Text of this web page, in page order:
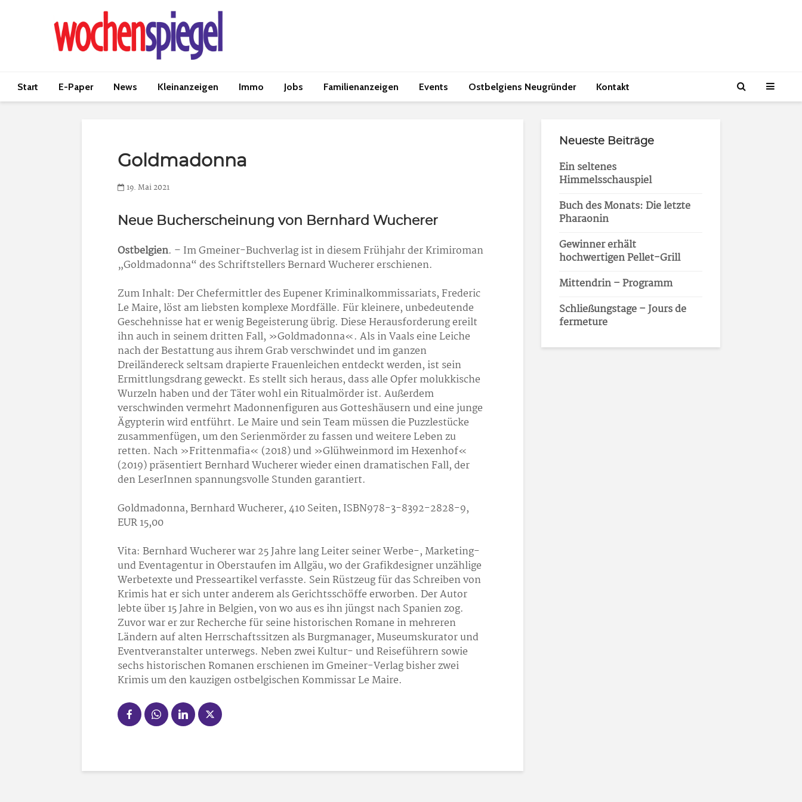
Start E-Paper News Kleinanzeigen Immo Jobs Familienanzeigen Events Ostbelgiens Neugründer Kontakt
Goldmadonna
19. Mai 2021
Neue Bucherscheinung von Bernhard Wucherer
Ostbelgien. – Im Gmeiner-Buchverlag ist in diesem Frühjahr der Krimiroman
„Goldmadonna“ des Schriftstellers Bernard Wucherer erschienen.
Zum Inhalt: Der Chefermittler des Eupener Kriminalkommissariats, Frederic
Le Maire, löst am liebsten komplexe Mordfälle. Für kleinere, unbedeutende
Geschehnisse hat er wenig Begeisterung übrig. Diese Herausforderung ereilt
ihn auch in seinem dritten Fall, »Goldmadonna«. Als in Vaals eine Leiche
nach der Bestattung aus ihrem Grab verschwindet und im ganzen
Dreiländereck seltsam drapierte Frauenleichen entdeckt werden, ist sein
Ermittlungsdrang geweckt. Es stellt sich heraus, dass alle Opfer molukkische
Wurzeln haben und der Täter wohl ein Ritualmörder ist. Außerdem
verschwinden vermehrt Madonnenfiguren aus Gotteshäusern und eine junge
Ägypterin wird entführt. Le Maire und sein Team müssen die Puzzlestücke
zusammenfügen, um den Serienmörder zu fassen und weitere Leben zu
retten. Nach »Frittenmafia« (2018) und »Glühweinmord im Hexenhof«
(2019) präsentiert Bernhard Wucherer wieder einen dramatischen Fall, der
den LeserInnen spannungsvolle Stunden garantiert.
Goldmadonna, Bernhard Wucherer, 410 Seiten, ISBN978-3-8392-2828-9,
EUR 15,00
Vita: Bernhard Wucherer war 25 Jahre lang Leiter seiner Werbe-, Marketing-
und Eventagentur in Oberstaufen im Allgäu, wo der Grafikdesigner unzählige
Werbetexte und Presseartikel verfasste. Sein Rüstzeug für das Schreiben von
Krimis hat er sich unter anderem als Gerichtsschöffe erworben. Der Autor
lebte über 15 Jahre in Belgien, von wo aus es ihn jüngst nach Spanien zog.
Zuvor war er zur Recherche für seine historischen Romane in mehreren
Ländern auf alten Herrschaftssitzen als Burgmanager, Museumskurator und
Eventveranstalter unterwegs. Neben zwei Kultur- und Reiseführern sowie
sechs historischen Romanen erschienen im Gmeiner-Verlag bisher zwei
Krimis um den kauzigen ostbelgischen Kommissar Le Maire.
Neueste Beiträge
Ein seltenes
Himmelsschauspiel
Buch des Monats: Die letzte
Pharaonin
Gewinner erhält
hochwertigen Pellet-Grill
Mittendrin – Programm
Schließungstage – Jours de
fermeture